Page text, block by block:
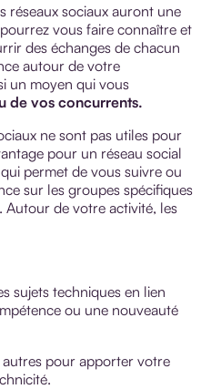
réseaux sociaux auront une
vous faire connaître et
des échanges de chacun
autour de votre
un moyen qui vous
de vos concurrents.
ne sont pas utiles pour
pour un réseau social
permet de vous suivre ou
sur les groupes spécifiques
Autour de votre activité, les
sujets techniques en lien
ou une nouveauté
pour apporter votre